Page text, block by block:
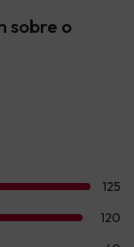
sobre o